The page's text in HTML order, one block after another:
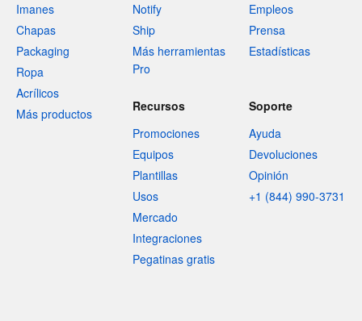
Imanes
Chapas
Packaging
Ropa
Acrílicos
Más productos
Notify
Ship
Más herramientas
Pro
Empleos
Prensa
Estadísticas
Recursos
Promociones
Equipos
Plantillas
Usos
Mercado
Integraciones
Pegatinas gratis
Soporte
Ayuda
Devoluciones
Opinión
+1 (844) 990-3731